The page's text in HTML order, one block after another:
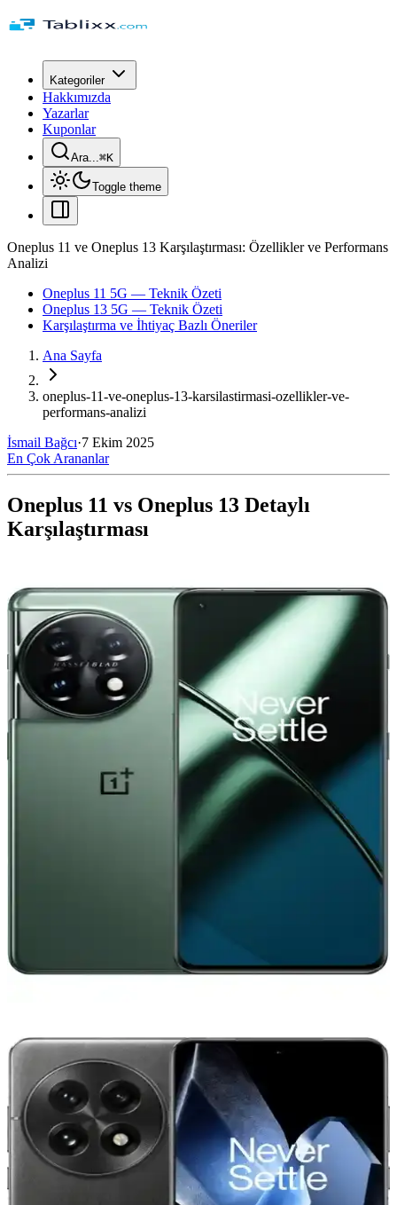
Kategoriler
Hakkımızda
Yazarlar
Kuponlar
Ara...⌘K
Toggle theme
Oneplus 11 ve Oneplus 13 Karşılaştırması: Özellikler ve Performans
Analizi
Oneplus 11 5G — Teknik Özeti
Oneplus 13 5G — Teknik Özeti
Karşılaştırma ve İhtiyaç Bazlı Öneriler
Ana Sayfa
oneplus-11-ve-oneplus-13-karsilastirmasi-ozellikler-ve-
performans-analizi
İsmail Bağcı·7 Ekim 2025
En Çok Arananlar
Oneplus 11 vs Oneplus 13 Detaylı
Karşılaştırması